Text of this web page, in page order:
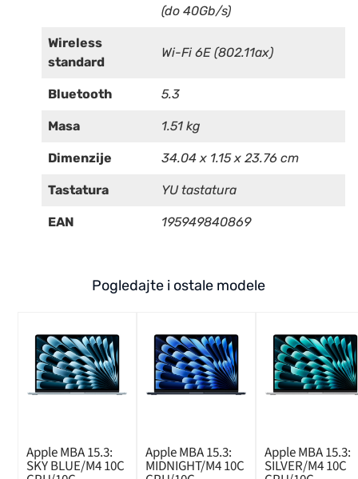
(do 40Gb/s)
Wireless
standard
Wi-Fi 6E (802.11ax)
Bluetooth 5.3
Masa 1.51 kg
Dimenzije 34.04 x 1.15 x 23.76 cm
Tastatura YU tastatura
EAN 195949840869
Pogledajte i ostale modele
Apple MBA 15.3:
SKY BLUE/M4 10C
Apple MBA 15.3:
MIDNIGHT/M4 10C
Apple MBA 15.3:
SILVER/M4 10C